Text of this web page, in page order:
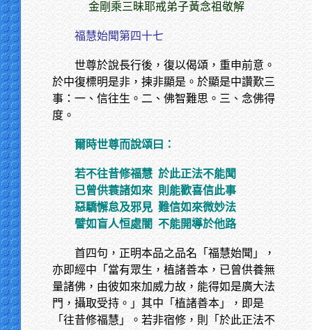
金剛乘三昧耶戒弟子黃念祖敬解
福慧始聞第四十七
世尊於說長行後，復以偈頌，重申前意。
於中復標明是非，揀非顯是。於顯是中讚歎三
事：一、信往生。二、佛智難思。三、念佛得
度。
爾時世尊而說頌曰：
若不往昔修福慧 於此正法不能聞
已曾供蓑諸如來 則能歡喜信此事
惡驕懈怠及邪見 難信如來微妙法
譬如盲人恒處闇 不能開導於他路
首四句，正明本品之品名「福慧始聞」，
亦即經中「當有眾生，植諸善本，已曾供養無
量諸佛，由彼如來加威力故，能得如是廣大法
門，攝取受持。」其中「植諸善本」，即是
「往昔修福慧」。若非宿修，則「於此正法不